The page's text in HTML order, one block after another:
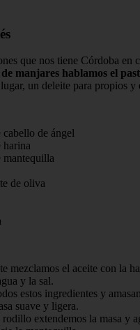
que nos tiene Córdoba en
manjares hablamos el
un deleite para propios y
de ángel
harina
mantequilla
de oliva
mezclamos el aceite con la
y la sal.
estos ingredientes y
suave y ligera.
extendemos la masa y